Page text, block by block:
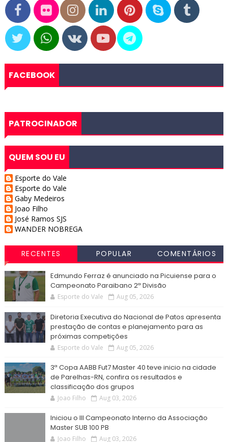
FACEBOOK
PATROCINADOR
QUEM SOU EU
Esporte do Vale
Esporte do Vale
Gaby Medeiros
Joao Filho
José Ramos SJS
WANDER NOBREGA
RECENTES POPULAR COMENTÁRIOS
Edmundo Ferraz é anunciado na Picuiense para o
Campeonato Paraibano 2ª Divisão
Esporte do Vale Aug 05, 2026
Diretoria Executiva do Nacional de Patos apresenta
prestação de contas e planejamento para as
próximas competições
Esporte do Vale Aug 05, 2026
3ª Copa AABB Fut7 Master 40 teve inicio na cidade
de Parelhas-RN, confira os resultados e
classificação dos grupos
Joao Filho Aug 03, 2026
Iniciou o III Campeonato Interno da Associação
Master SUB 100 PB
Joao Filho Aug 03, 2026